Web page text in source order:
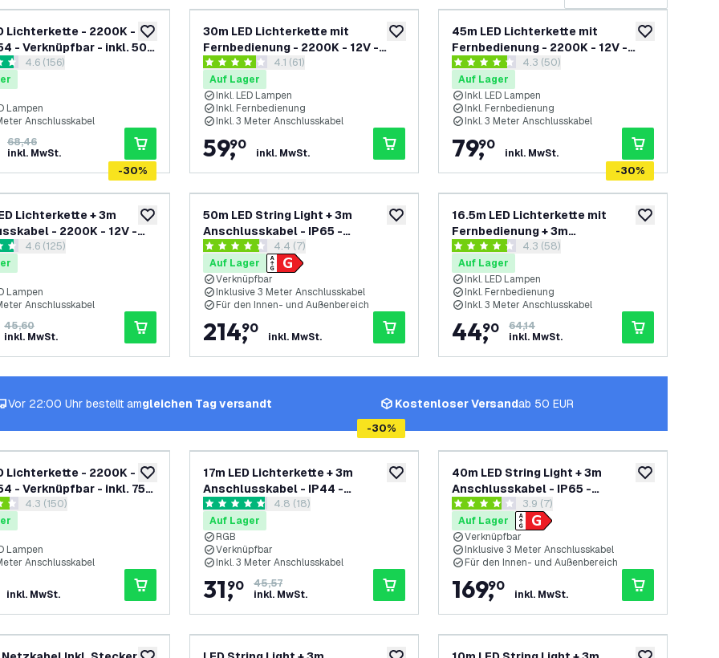
zur Wunschliste hinzufügen
Lichterkette - 2200K -
- Verknüpfbar - inkl. 50
- Plug & Play
Bewertungsbereich öffnen
4.6 (156)
Lampen
Anschlusskabel
68,46
inkl. MwSt.
zur Wunschliste hinzufügen
30m LED Lichterkette mit
Fernbedienung - 2200K - 12V -
IP54 - Verknüpfbar - inkl. 50 LEDs -
G40 - Plug & Play
Bewertungsbereich öffnen
4.1 Bewertungssterne
4.1 (61)
Auf Lager
Inkl. LED Lampen
Inkl. Fernbedienung
Inkl. 3 Meter Anschlusskabel
59,
90
inkl. MwSt.
zur
45m LED Lichterkette mit
Fernbedienung - 2200K - 12V -
IP54 - Verknüpfbar - inkl. 75 LEDs -
G40 - Plug & Play
Bewertungsbereich öffnen
4.3 Bewertungssterne
4.3 (50)
Auf Lager
Inkl. LED Lampen
Inkl. Fernbedienung
Inkl. 3 Meter Anschlusskabel
79,
90
inkl. MwSt.
zur Wunschliste hinzufügen
-30%
Lichterkette + 3m
- 2200K - 12V -
- inkl. 30 LEDs -
& Play
Bewertungsbereich öffnen
4.6 (125)
Lampen
Anschlusskabel
45,60
inkl. MwSt.
zur Wunschliste hinzufügen
50m LED String Light + 3m
Anschlusskabel - IP65 -
Verknüpfbar - inkl. 50 LEDs
Bewertungsbereich öffnen
4.4 Bewertungssterne
4.4 (7)
Auf Lager
Verknüpfbar
Inklusive 3 Meter Anschlusskabel
Für den Innen- und Außenbereich
214,
90
inkl. MwSt.
zur
-30%
16.5m LED Lichterkette mit
Fernbedienung + 3m
Anschlusskabel - 2200K - 12V -
IP54 - Verknüpfbar - inkl. 30 LEDs -
G40 - Plug & Play
Bewertungsbereich öffnen
4.3 Bewertungssterne
4.3 (58)
Auf Lager
Inkl. LED Lampen
Inkl. Fernbedienung
Inkl. 3 Meter Anschlusskabel
44,
90
64,14
inkl. MwSt.
zur Wunschliste hinzufügen
Lichterkette - 2200K -
- Verknüpfbar - inkl. 75
- Plug & Play
Bewertungsbereich öffnen
4.3 (150)
Lampen
Anschlusskabel
inkl. MwSt.
zur Wunschliste hinzufügen
-30%
17m LED Lichterkette + 3m
Anschlusskabel - IP44 -
Verknüpfbar - Inkl. 30 LED Lampen
Bewertungsbereich öffnen
4.8 Bewertungssterne
4.8 (18)
Auf Lager
RGB
Verknüpfbar
Inkl. 3 Meter Anschlusskabel
31,
90
45,57
inkl. MwSt.
zur
40m LED String Light + 3m
Anschlusskabel - IP65 -
Verknüpfbar - inkl. 40 LEDs
Bewertungsbereich öffnen
3.9 Bewertungssterne
3.9 (7)
Auf Lager
Verknüpfbar
Inklusive 3 Meter Anschlusskabel
Für den Innen- und Außenbereich
169,
90
inkl. MwSt.
Vor 22:00 Uhr bestellt amgleichen Tag versandt Kostenloser Versandab 50 EUR